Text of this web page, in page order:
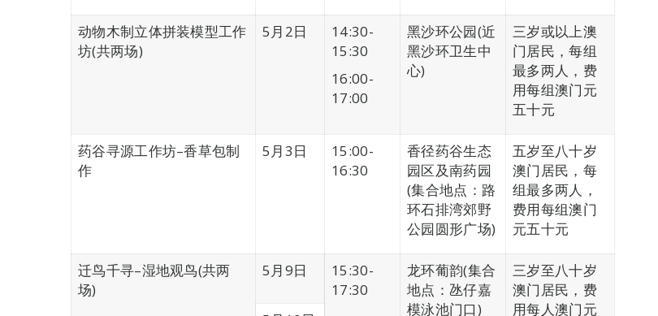
动物木制立体拼装模型工作
坊(共两场)
5月2日
14:30-
15:30
16:00-
17:00
黑沙环公园(近
黑沙环卫生中
心)
三岁或以上澳
门居民，每组
最多两人，费
用每组澳门元
五十元
药谷寻源工作坊–香草包制
作
5月3日
15:00-
16:30
香径药谷生态
园区及南药园
(集合地点：路
环石排湾郊野
公园圆形广场)
五岁至八十岁
澳门居民，每
组最多两人，
费用每组澳门
元五十元
迁鸟千寻–湿地观鸟(共两
场)
5月9日
15:30-
17:30
龙环葡韵(集合
地点：氹仔嘉
模泳池门口)
三岁至八十岁
澳门居民，费
用每人澳门元